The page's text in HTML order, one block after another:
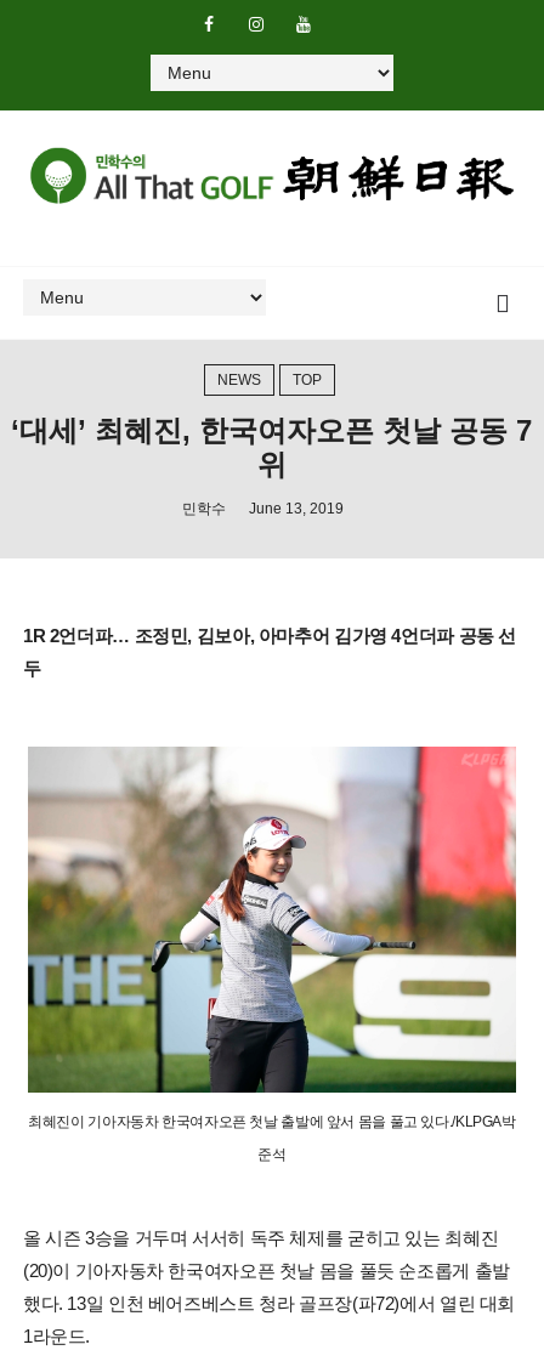
NEWS TOP
‘대세’ 최혜진, 한국여자오픈 첫날 공동 7
위
민학수 June 13, 2019
1R 2언더파… 조정민, 김보아, 아마추어 김가영 4언더파 공동 선
두
최혜진이 기아자동차 한국여자오픈 첫날 출발에 앞서 몸을 풀고 있다./KLPGA박
준석
올 시즌 3승을 거두며 서서히 독주 체제를 굳히고 있는 최혜진
(20)이 기아자동차 한국여자오픈 첫날 몸을 풀듯 순조롭게 출발
했다. 13일 인천 베어즈베스트 청라 골프장(파72)에서 열린 대회
1라운드.